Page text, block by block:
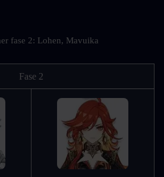
fase 2: Lohen, Mavuika
Fase 2